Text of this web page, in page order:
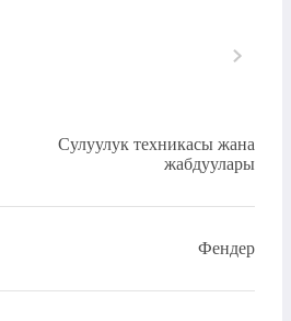
Сулуулук техникасы жана
жабдуулары
Фендер